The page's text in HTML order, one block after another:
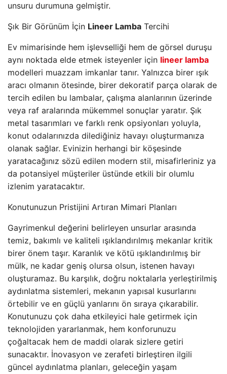
unsuru durumuna gelmiştir.
Şık Bir Görünüm İçin Lineer Lamba Tercihi
Ev mimarisinde hem işlevselliği hem de görsel duruşu
aynı noktada elde etmek isteyenler için lineer lamba
modelleri muazzam imkanlar tanır. Yalnızca birer ışık
aracı olmanın ötesinde, birer dekoratif parça olarak de
tercih edilen bu lambalar, çalışma alanlarının üzerinde
veya raf aralarında mükemmel sonuçlar yaratır. Şık
metal tasarımları ve farklı renk opsiyonları yoluyla,
konut odalarınızda dilediğiniz havayı oluşturmanıza
olanak sağlar. Evinizin herhangi bir köşesinde
yaratacağınız sözü edilen modern stil, misafirleriniz ya
da potansiyel müşteriler üstünde etkili bir olumlu
izlenim yaratacaktır.
Konutunuzun Pristijini Artıran Mimari Planları
Gayrimenkul değerini belirleyen unsurlar arasında
temiz, bakımlı ve kaliteli ışıklandırılmış mekanlar kritik
birer önem taşır. Karanlık ve kötü ışıklandırılmış bir
mülk, ne kadar geniş olursa olsun, istenen havayı
oluşturamaz. Bu karşılık, doğru noktalarla yerleştirilmiş
aydınlatma sistemleri, mekanın yapısal kusurlarını
örtebilir ve en güçlü yanlarını ön sıraya çıkarabilir.
Konutunuzu çok daha etkileyici hale getirmek için
teknolojiden yararlanmak, hem konforunuzu
çoğaltacak hem de maddi olarak sizlere getiri
sunacaktır. İnovasyon ve zerafeti birleştiren ilgili
güncel aydınlatma planları, geleceğin yaşam